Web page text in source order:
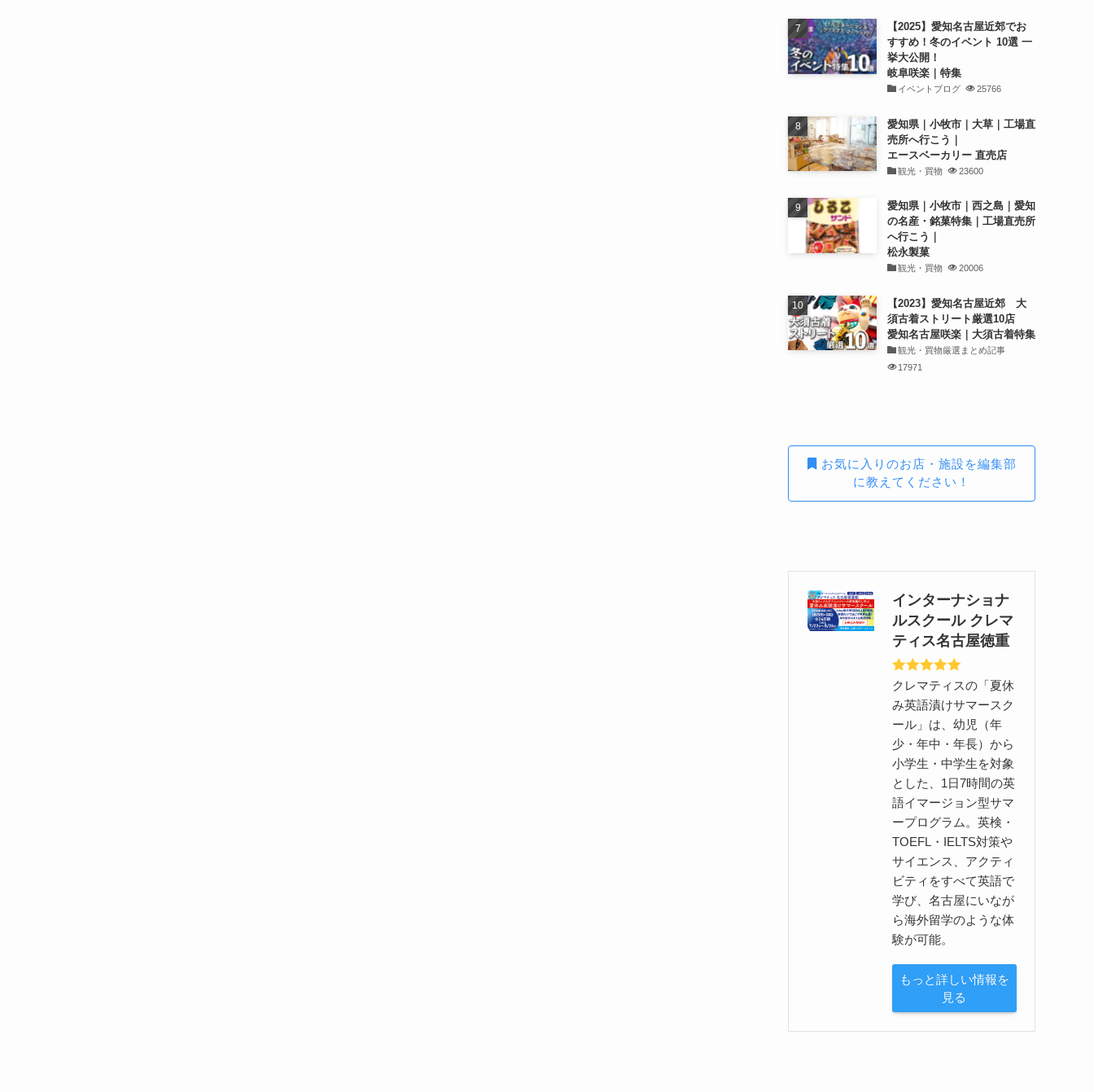
【2025】愛知名古屋近郊でお
すすめ！冬のイベント 10選 一
挙大公開！
岐阜咲楽｜特集
イベントブログ 25766
愛知県｜小牧市｜大草｜工場直
売所へ行こう｜
エースベーカリー 直売店
観光・買物 23600
愛知県｜小牧市｜西之島｜愛知
の名産・銘菓特集｜工場直売所
へ行こう｜
松永製菓
観光・買物 20006
【2023】愛知名古屋近郊 大
須古着ストリート厳選10店
愛知名古屋咲楽｜大須古着特集
観光・買物厳選まとめ記事
17971
お気に入りのお店・施設を編集部
に教えてください！
インターナショナ
ルスクール クレマ
ティス名古屋徳重
クレマティスの「夏休
み英語漬けサマースク
ール」は、幼児（年
少・年中・年長）から
小学生・中学生を対象
とした、1日7時間の英
語イマージョン型サマ
ープログラム。英検・
TOEFL・IELTS対策や
サイエンス、アクティ
ビティをすべて英語で
学び、名古屋にいなが
ら海外留学のような体
験が可能。
もっと詳しい情報を
見る